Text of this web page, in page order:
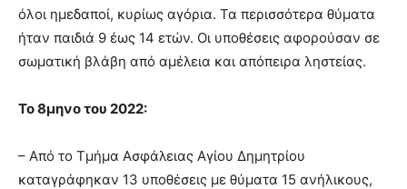
όλοι ημεδαποί, κυρίως αγόρια. Τα περισσότερα θύματα
ήταν παιδιά 9 έως 14 ετών. Οι υποθέσεις αφορούσαν σε
σωματική βλάβη από αμέλεια και απόπειρα ληστείας.
Το 8μηνο του 2022:
– Από το Τμήμα Ασφάλειας Αγίου Δημητρίου
καταγράφηκαν 13 υποθέσεις με θύματα 15 ανήλικους,